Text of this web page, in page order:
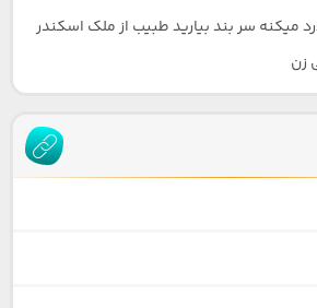
میکنه سر بند بیارید طبیب از ملک اسکندر
زن